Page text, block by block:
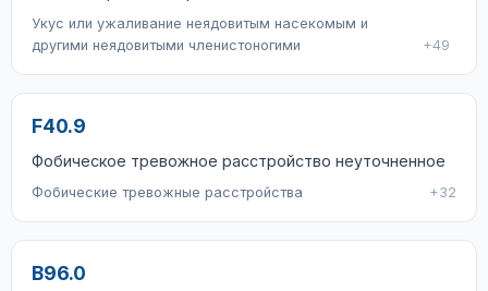
Укус или ужаливание неядовитым насекомым и
другими неядовитыми членистоногими
+49
F40.9
Фобическое тревожное расстройство неуточненное
Фобические тревожные расстройства +32
B96.0